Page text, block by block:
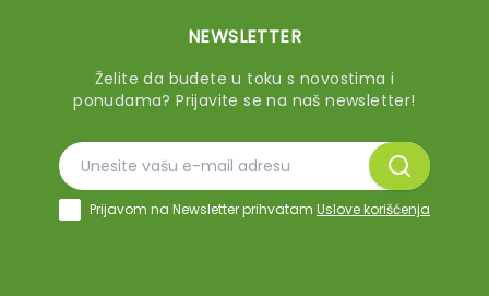
NEWSLETTER
Želite da budete u toku s novostima i
ponudama? Prijavite se na naš newsletter!
Prijavom na Newsletter prihvatam Uslove korišćenja